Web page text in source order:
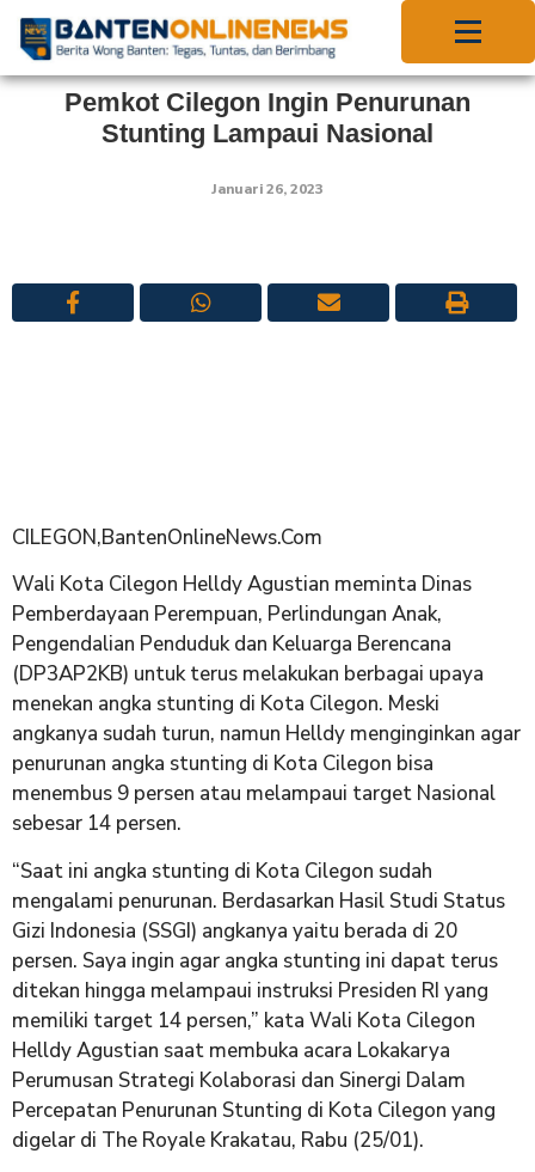
Pemkot Cilegon Ingin Penurunan
Stunting Lampaui Nasional
Januari 26, 2023
CILEGON,BantenOnlineNews.Com
Wali Kota Cilegon Helldy Agustian meminta Dinas
Pemberdayaan Perempuan, Perlindungan Anak,
Pengendalian Penduduk dan Keluarga Berencana
(DP3AP2KB) untuk terus melakukan berbagai upaya
menekan angka stunting di Kota Cilegon. Meski
angkanya sudah turun, namun Helldy menginginkan agar
penurunan angka stunting di Kota Cilegon bisa
menembus 9 persen atau melampaui target Nasional
sebesar 14 persen.
“Saat ini angka stunting di Kota Cilegon sudah
mengalami penurunan. Berdasarkan Hasil Studi Status
Gizi Indonesia (SSGI) angkanya yaitu berada di 20
persen. Saya ingin agar angka stunting ini dapat terus
ditekan hingga melampaui instruksi Presiden RI yang
memiliki target 14 persen,” kata Wali Kota Cilegon
Helldy Agustian saat membuka acara Lokakarya
Perumusan Strategi Kolaborasi dan Sinergi Dalam
Percepatan Penurunan Stunting di Kota Cilegon yang
digelar di The Royale Krakatau, Rabu (25/01).